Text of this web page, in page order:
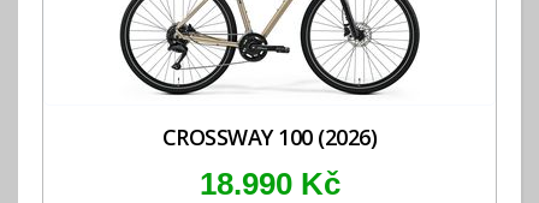
CROSSWAY 100 (2026)
18.990 Kč